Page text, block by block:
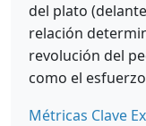
del plato
relación
revolución del
como el
Métricas Clave